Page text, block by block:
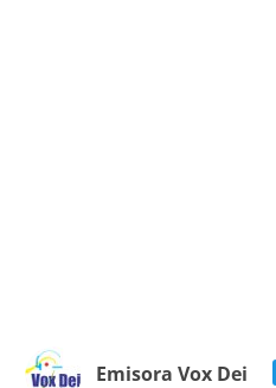
Emisora Vox Dei